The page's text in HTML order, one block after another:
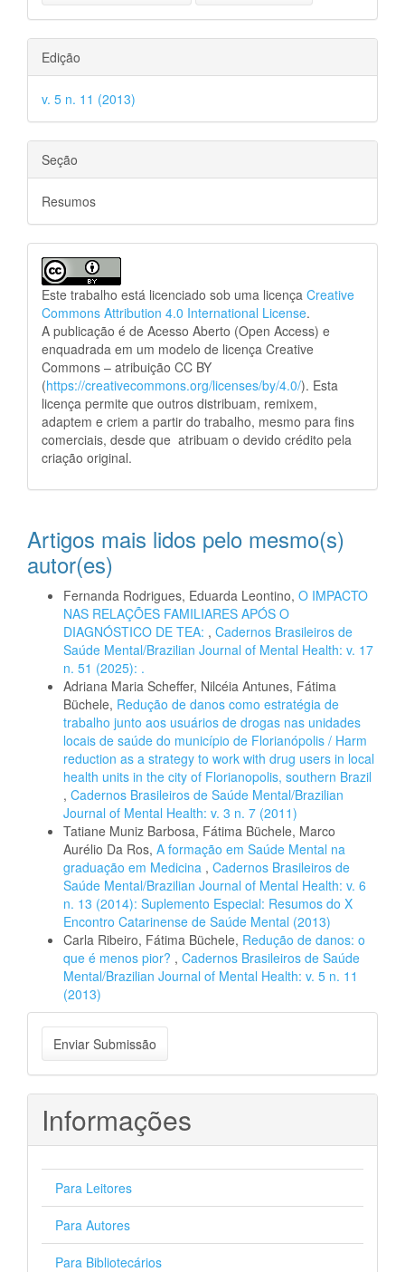
Edição
v. 5 n. 11 (2013)
Seção
Resumos
Este trabalho está licenciado sob uma licença Creative
Commons Attribution 4.0 International License.
A publicação é de Acesso Aberto (Open Access) e
enquadrada em um modelo de licença Creative
Commons – atribuição CC BY
(https://creativecommons.org/licenses/by/4.0/). Esta
licença permite que outros distribuam, remixem,
adaptem e criem a partir do trabalho, mesmo para fins
comerciais, desde que atribuam o devido crédito pela
criação original.
Artigos mais lidos pelo mesmo(s)
autor(es)
Fernanda Rodrigues, Eduarda Leontino, O IMPACTO
NAS RELAÇÕES FAMILIARES APÓS O
DIAGNÓSTICO DE TEA: , Cadernos Brasileiros de
Saúde Mental/Brazilian Journal of Mental Health: v. 17
n. 51 (2025): .
Adriana Maria Scheffer, Nilcéia Antunes, Fátima
Büchele, Redução de danos como estratégia de
trabalho junto aos usuários de drogas nas unidades
locais de saúde do município de Florianópolis / Harm
reduction as a strategy to work with drug users in local
health units in the city of Florianopolis, southern Brazil
, Cadernos Brasileiros de Saúde Mental/Brazilian
Journal of Mental Health: v. 3 n. 7 (2011)
Tatiane Muniz Barbosa, Fátima Büchele, Marco
Aurélio Da Ros, A formação em Saúde Mental na
graduação em Medicina , Cadernos Brasileiros de
Saúde Mental/Brazilian Journal of Mental Health: v. 6
n. 13 (2014): Suplemento Especial: Resumos do X
Encontro Catarinense de Saúde Mental (2013)
Carla Ribeiro, Fátima Büchele, Redução de danos: o
que é menos pior? , Cadernos Brasileiros de Saúde
Mental/Brazilian Journal of Mental Health: v. 5 n. 11
(2013)
Enviar
Submissão
Enviar Submissão
Informações
Para Leitores
Para Autores
Para Bibliotecários